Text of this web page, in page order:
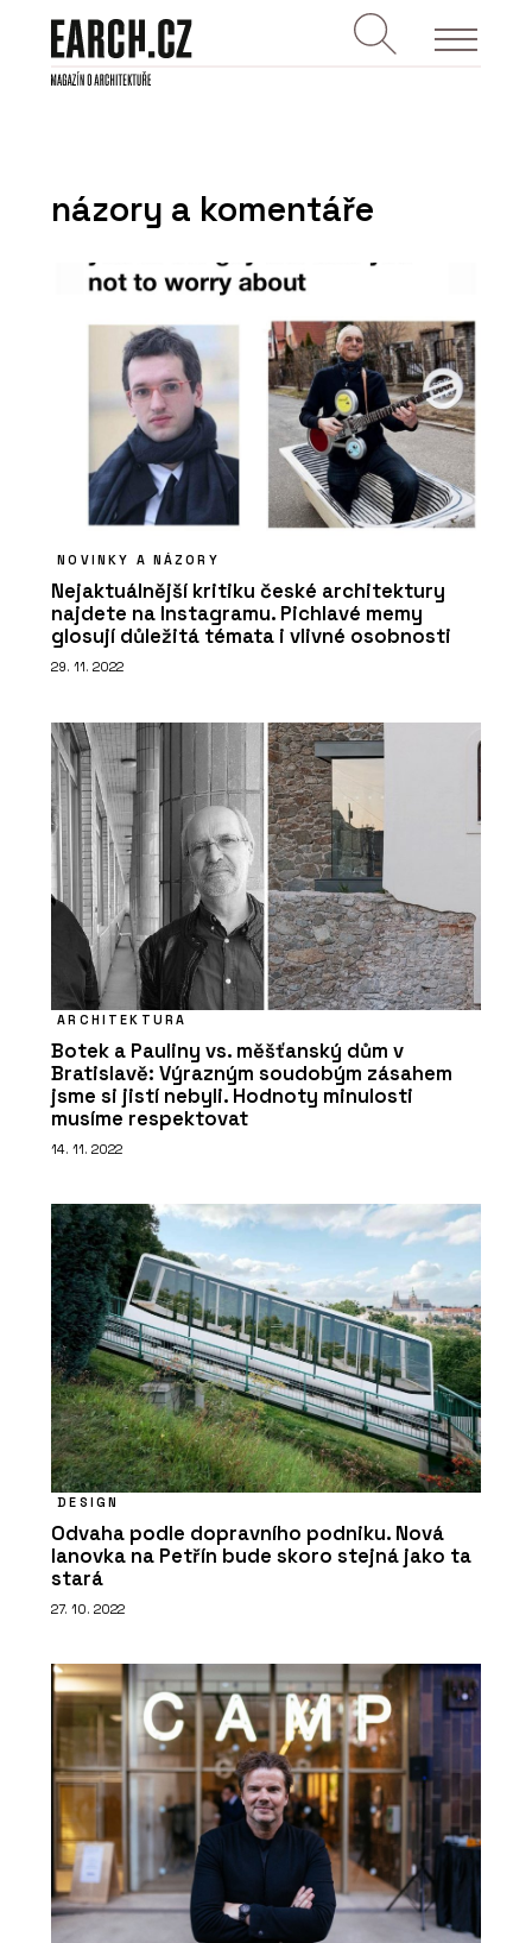
názory a komentáře
NOVINKY A NÁZORY
Nejaktuálnější kritiku české architektury
najdete na Instagramu. Pichlavé memy
glosují důležitá témata i vlivné osobnosti
29. 11. 2022
ARCHITEKTURA
Botek a Pauliny vs. měšťanský dům v
Bratislavě: Výrazným soudobým zásahem
jsme si jistí nebyli. Hodnoty minulosti
musíme respektovat
14. 11. 2022
DESIGN
Odvaha podle dopravního podniku. Nová
lanovka na Petřín bude skoro stejná jako ta
stará
27. 10. 2022